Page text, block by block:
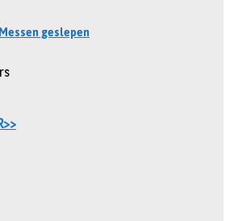
geslepen